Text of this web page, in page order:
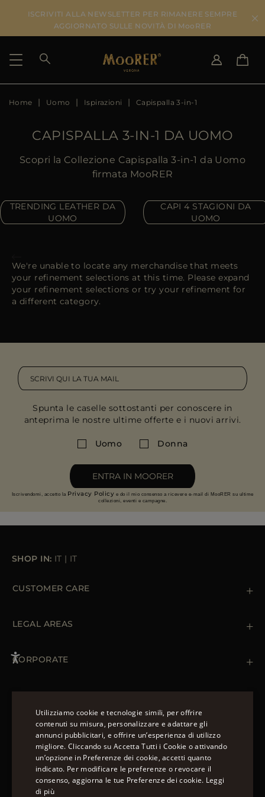
ISCRIVITI ALLA NEWSLETTER PER RIMANERE SEMPRE
AGGIORNATO SULLE NOVITÀ DI MooRER
PAESE DI SPEDIZIONE
DE
US
GB
PIÙ PAESI
SELEZIONA LA LINGUA
IT
Home Uomo Ispirazioni Capispalla 3-in-1
CAPISPALLA 3-IN-1 DA UOMO
Scopri la Collezione Capispalla 3-in-1 da Uomo
firmata MooRER
TRENDING LEATHER DA
UOMO
CAPI 4 STAGIONI DA
UOMO
We're unable to locate any merchandise that meets
your refinement selections at this time. Please expand
your refinement selections or try your refinement for
a different category.
Spunta le caselle sottostanti per conoscere in
anteprima le nostre ultime offerte e i nuovi arrivi.
Uomo Donna
ENTRA IN MOORER
Iscrivendomi, accetto la Privacy Policy e do il mio consenso a ricevere e-mail di MooRER su ultime
collezioni, eventi e campagne.
SHOP IN: IT | IT
CUSTOMER CARE
Ordini e Pagamenti
Resi & Rimborsi
LEGAL AREAS
Cookie Policy
Accessibility Statement
CORPORATE
CAPISPALLA
Piumini Invernali da Uomo
Piumini Invernali da Donna
Piumino 100 grammi
Piumini Estivi da Donna
SEGUICI ENGLISH
ITALIAN
FRENCH
Utilizziamo cookie e tecnologie simili, per offrire
contenuti su misura, personalizzare e adattare gli
annunci pubblicitari, e offrire un’esperienza di utilizzo
migliore. Cliccando su Accetta Tutti i Cookie o attivando
un’opzione in Preferenze dei cookie, accetti quanto
indicato. Per modificare le preferenze o revocare il
consenso, aggiorna le tue Preferenze dei cookie. Leggi
di più